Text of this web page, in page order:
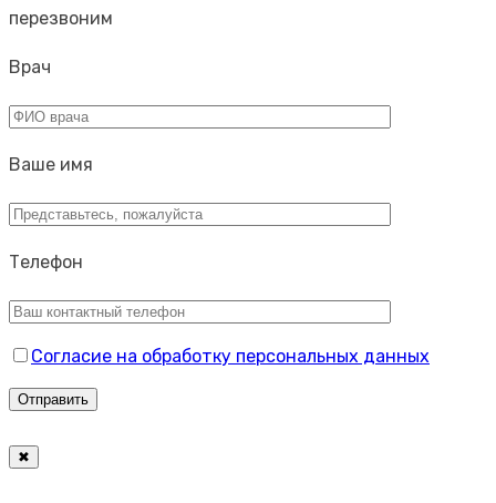
перезвоним
Врач
Ваше имя
Телефон
Согласие на обработку персональных данных
✖